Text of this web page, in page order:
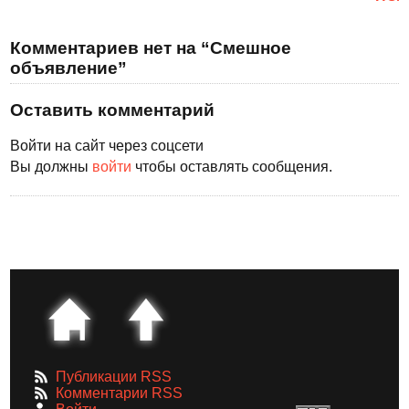
Комментариев нет на “Смешное
объявление”
Оставить комментарий
Войти на сайт через соцсети
Вы должны войти чтобы оставлять сообщения.
Публикации RSS
Комментарии RSS